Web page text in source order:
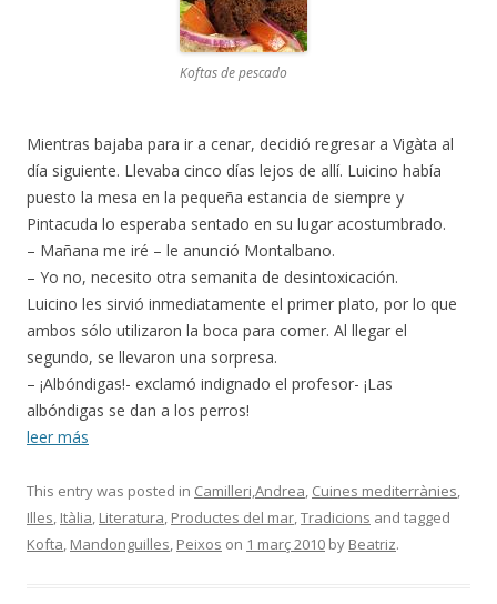
Koftas de pescado
Mientras bajaba para ir a cenar, decidió regresar a Vigàta al
día siguiente. Llevaba cinco días lejos de allí. Luicino había
puesto la mesa en la pequeña estancia de siempre y
Pintacuda lo esperaba sentado en su lugar acostumbrado.
– Mañana me iré – le anunció Montalbano.
– Yo no, necesito otra semanita de desintoxicación.
Luicino les sirvió inmediatamente el primer plato, por lo que
ambos sólo utilizaron la boca para comer. Al llegar el
segundo, se llevaron una sorpresa.
– ¡Albóndigas!- exclamó indignado el profesor- ¡Las
albóndigas se dan a los perros!
leer más
This entry was posted in Camilleri,Andrea, Cuines mediterrànies,
Illes, Itàlia, Literatura, Productes del mar,Tradicions and tagged
Kofta, Mandonguilles, Peixos on 1 març 2010 by Beatriz.